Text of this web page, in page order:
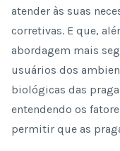
atender às suas
corretivas. E que,
abordagem mais
usuários dos
biológicas das
entendendo os
permitir que as